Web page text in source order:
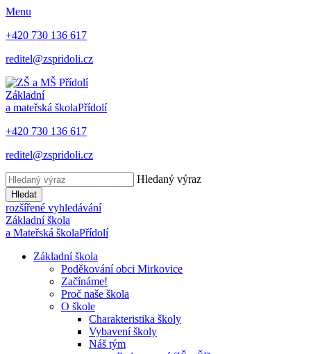
Menu
+420 730 136 617
reditel@zspridoli.cz
Základní
a mateřská školaPřídolí
+420 730 136 617
reditel@zspridoli.cz
Hledaný výraz
Hledat
rozšířené vyhledávání
Základní škola
a Mateřská školaPřídolí
Základní škola
Poděkování obci Mirkovice
Začínáme!
Proč naše škola
O škole
Charakteristika školy
Vybavení školy
Náš tým